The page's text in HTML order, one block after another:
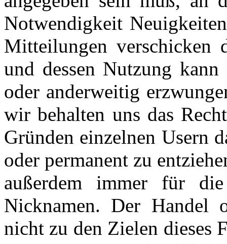
Notwendigkeit
Mitteilungen verschicken
und dessen Nutzung
oder anderweitig
wir behalten uns das
Gründen einzelnen Usern
oder permanent zu
außerdem immer für
Nicknamen. Der Handel
nicht zu den Zielen dieses